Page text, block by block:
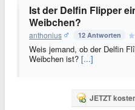
Ist der Delfin Flipper
Weibchen?
anthonius 12 Antworten
Weis jemand, ob der Delfin
Weibchen ist? [...]
JETZT